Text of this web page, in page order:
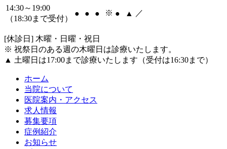
14:30～19:00
（18:30まで受付）
● ● ● ※ ● ▲ ／
[休診日] 木曜・日曜・祝日
※ 祝祭日のある週の木曜日は診療いたします。
▲ 土曜日は17:00まで診療いたします（受付は16:30まで）
ホーム
当院について
医院案内・アクセス
求人情報
募集要項
症例紹介
お知らせ